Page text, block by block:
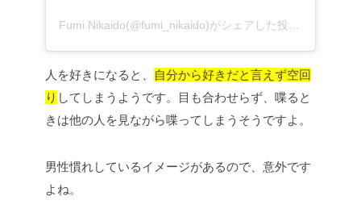
Fumi Nikaido(@fumi_nikaido)がシェアした投稿
人を好きになると、
自分から好きだと言えず空回
り してしまうようです。目も合わせらず、喋ると
きは他の人を見ながら喋ってしまうそうですよ。
男性慣れしているイメージがあるので、意外です
よね。